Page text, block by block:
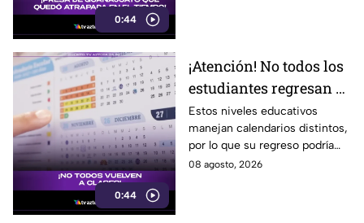
0:44
0:44
¡Atención! No todos los
estudiantes regresan a
clases; este es el
calendario escolar
2026-2027; ¿afectará a
Guanajuato?
Estos niveles educativos
manejan calendarios distintos,
por lo que su regreso podría
ser antes o después.
08 agosto, 2026